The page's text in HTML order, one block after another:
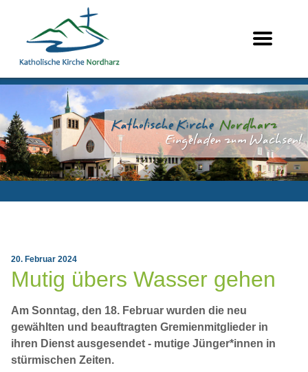
20. Februar 2024
Mutig übers Wasser gehen
Am Sonntag, den 18. Februar wurden die neu
gewählten und beauftragten Gremienmitglieder in
ihren Dienst ausgesendet - mutige Jünger*innen in
stürmischen Zeiten.